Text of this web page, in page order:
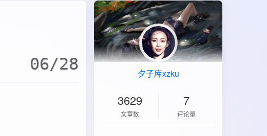
06/28 夕子库xzku
3629
文章数
7
评论量